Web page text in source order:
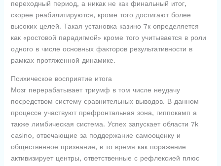
переходный период, а никак не как финальный итог,
скорее реабилитируются, кроме того достигают более
высоких целей. Такая установка казино 7к определяется
как «ростовой парадигмой» кроме того учитывается в роли
одного в числе основных факторов результативности в
рамках протяженной динамике.
Психическое восприятие итога
Мозг перерабатывает триумф в том числе неудачу
посредством систему сравнительных выводов. В данном
процессе участвуют префронтальная зона, гиппокамп а
также лимбическая система. Успех запускает области 7k
casino, отвечающие за поддержание самооценку и
общественное признание, в то время как поражение
активизирует центры, ответственные с рефлексией плюс